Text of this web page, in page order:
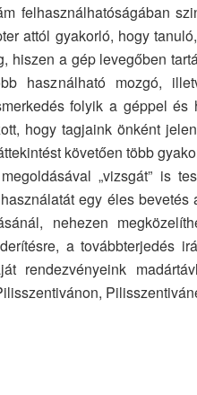
felhasználhatóságában
attól gyakorló, hogy
hiszen a gép levegőben
használható mozgó,
folyik a géppel és
hogy tagjaink önként
követően több
„vizsgát” is
egy éles bevetés
nehezen
a továbbterjedés
rendezvényeink